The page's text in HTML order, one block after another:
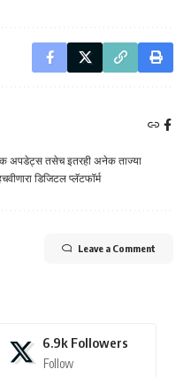
अपडेट्स तसेच इतरही अनेक ताज्या
डिजिटल प्लॅटफॉर्म
Leave a Comment
6.9k Followers
Follow